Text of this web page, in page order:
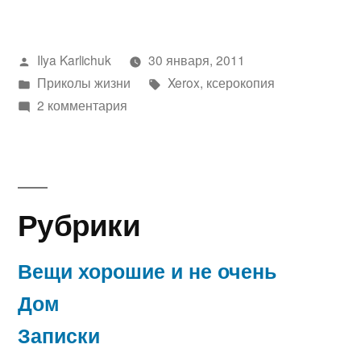
Написано
автором
Ilya Karlichuk
30 января, 2011
Написано
в
Приколы жизни Метки:
Xerox, ксерокопия
2 комментарияк
Рубрики
Вещи хорошие и не очень
Дом
Записки